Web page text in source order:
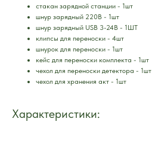
стакан зарядной станции - 1шт
шнур зарядный 220В - 1шт
шнур зарядный USB 3-24В - 1ШТ
клипсы для переноски - 4шт
шнурок для переноски - 1шт
кейс для переноски комплекта - 1шт
чехол для переноски детектора - 1шт
чехол для хранения акт - 1шт
Характеристики: